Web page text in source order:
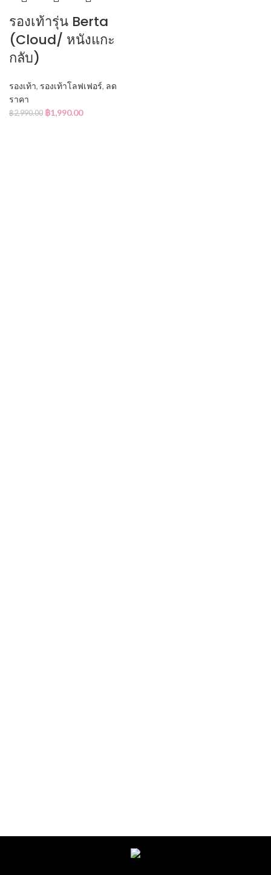
รองเท้ารุ่น Berta
(Cloud/ หนังแกะ
กลับ)
รองเท้า, รองเท้าโลฟเฟอร์, ลด
ราคา
฿2,990.00 ฿1,990.00